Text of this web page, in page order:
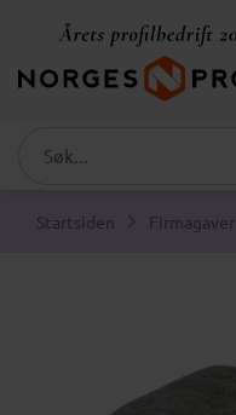
Startsiden Firmagaver